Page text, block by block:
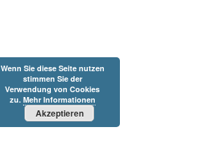
Wenn Sie diese Seite nutzen
stimmen Sie der
Verwendung von Cookies
zu. Mehr Informationen
Akzeptieren